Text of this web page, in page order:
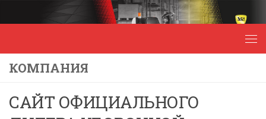
Перейти к содержимому
КОМПАНИЯ
САЙТ ОФИЦИАЛЬНОГО